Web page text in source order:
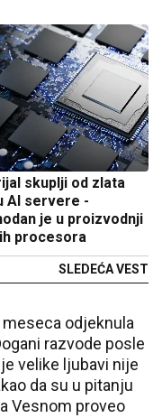
skuplji od zlata
AI servere -
je u proizvodnji
procesora
SLEDEĆA VEST
odjeknula
razvode posle
velike ljubavi nije
da su u pitanju
Vesnom proveo